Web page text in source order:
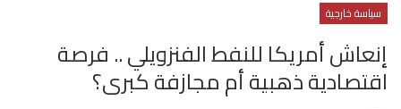
سياسة خارجية
إنعاش أمريكا للنفط الفنزويلي .. فرصة
اقتصادية ذهبية أم مجازفة كبرى؟